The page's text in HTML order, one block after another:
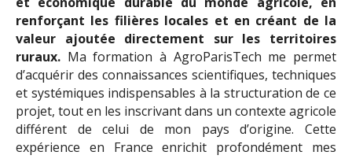
renforçant les filières locales et en créant de la
valeur ajoutée directement sur les territoires
ruraux. Ma formation à AgroParisTech me permet
d’acquérir des connaissances scientifiques, techniques
et systémiques indispensables à la structuration de ce
projet, tout en les inscrivant dans un contexte agricole
différent de celui de mon pays d’origine. Cette
expérience en France enrichit profondément mes